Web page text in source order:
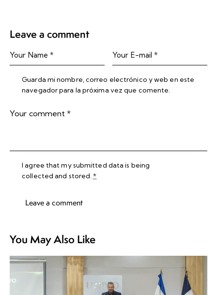
Leave a comment
Guarda mi nombre, correo electrónico y web en este
navegador para la próxima vez que comente.
I agree that my submitted data is being
collected and stored .*
You May Also Like